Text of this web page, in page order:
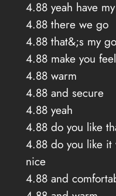
4.88 yeah have
4.88 there we go
4.88 that&;s my
4.88 make you
4.88 warm
4.88 and secure
4.88 yeah
4.88 do you like
4.88 do you like it
nice
4.88 and